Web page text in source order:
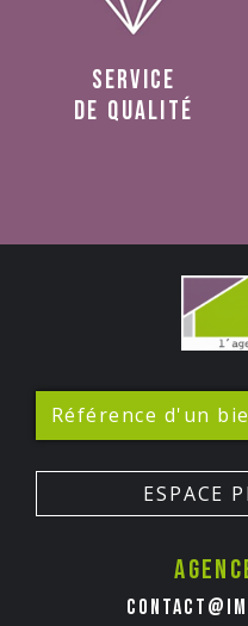
service
de qualité
ESPACE